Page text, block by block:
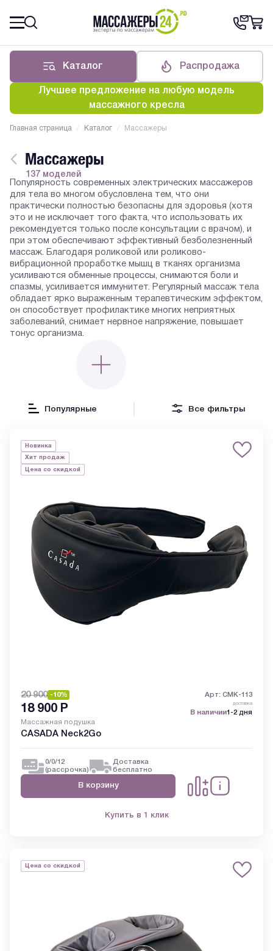
Каталог Распродажа
Лучшее предложение на любую модель
массажного кресла
Главная страница / Каталог / Массажеры
Массажеры
137 моделей
Популярность современных электрических массажеров
для тела во многом обусловлена тем, что они
практически полностью безопасны для здоровья (хотя
это и не исключает того факта, что использовать их
рекомендуется только после консультации с врачом), и
при этом обеспечивают эффективный безболезненный
массаж. Благодаря роликовой или роликово-
вибрационной проработке мышц в тканях организма
усиливаются обменные процессы, снимаются боли и
спазмы, усиливается иммунитет. Регулярный массаж тела
обладает ярко выраженным терапевтическим эффектом,
он способствует профилактике многих неприятных
заболеваний, снимает нервное напряжение, повышает
тонус организма.
Популярные Все фильтры
Новинка
Хит продаж
Цена со скидкой
20 900 -10% Арт: CMK-113
18 900 Р доставка
В наличии1-2 дня
Массажная подушка
CASADA Neck2Go
0/0/12
(рассрочка)
Доставка
бесплатно
В корзину
Купить в 1 клик
Цена со скидкой